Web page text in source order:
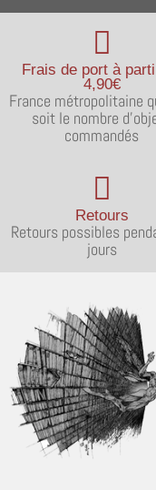
Frais de port à
4,90€
France métropolitaine
soit le nombre
commandés
Retours
Retours possibles
jours